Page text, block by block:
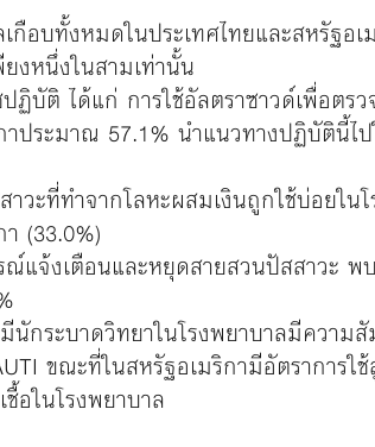
กือบทั้งหมดในประเทศไทยและสหรัฐ
งหนึ่งในสามเท่านั้น
ปฏิบัติ ได้แก่ การใช้อัลตราซาวด์เพื่อตร
าประมาณ 57.1% นำแนวทางปฏิบัตินี้
าวะที่ทำจากโลหะผสมเงินถูกใช้บ่อยใ
(33.0%)
ณ์แจ้งเตือนและหยุดสายสวนปัสสาวะ พ
นักระบาดวิทยาในโรงพยาบาลมีควา
ขณะที่ในสหรัฐอเมริกามีอัตราการใ
อในโรงพยาบาล